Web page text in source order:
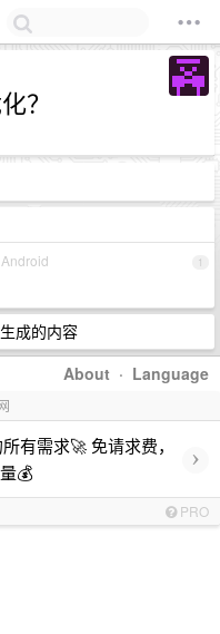
？
1
成的内容
About · Language
有需求🚀 免请求费，
💰
›
PRO